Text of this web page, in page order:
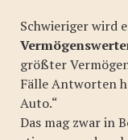
Schwieriger wird
größter
Fälle Antworten
Auto.“
Das mag zwar in